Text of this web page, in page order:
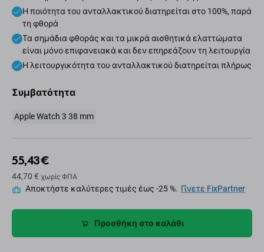
Η ποιότητα του ανταλλακτικού διατηρείται στο 100%, παρά
τη φθορά
Τα σημάδια φθοράς και τα μικρά αισθητικά ελαττώματα
είναι μόνο επιφανειακά και δεν επηρεάζουν τη λειτουργία
Η λειτουργικότητα του ανταλλακτικού διατηρείται πλήρως
Συμβατότητα
Apple Watch 3 38 mm
55,43 €
44,70 € χωρίς ΦΠΑ
Αποκτήστε καλύτερες τιμές έως -25 %. Γίνετε FixPartner
Προσθήκη στο καλάθι